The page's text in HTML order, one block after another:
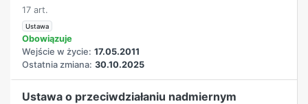
17 art.
Ustawa
Obowiązuje
Wejście w życie: 17.05.2011
Ostatnia zmiana: 30.10.2025
Ustawa o przeciwdziałaniu nadmiernym